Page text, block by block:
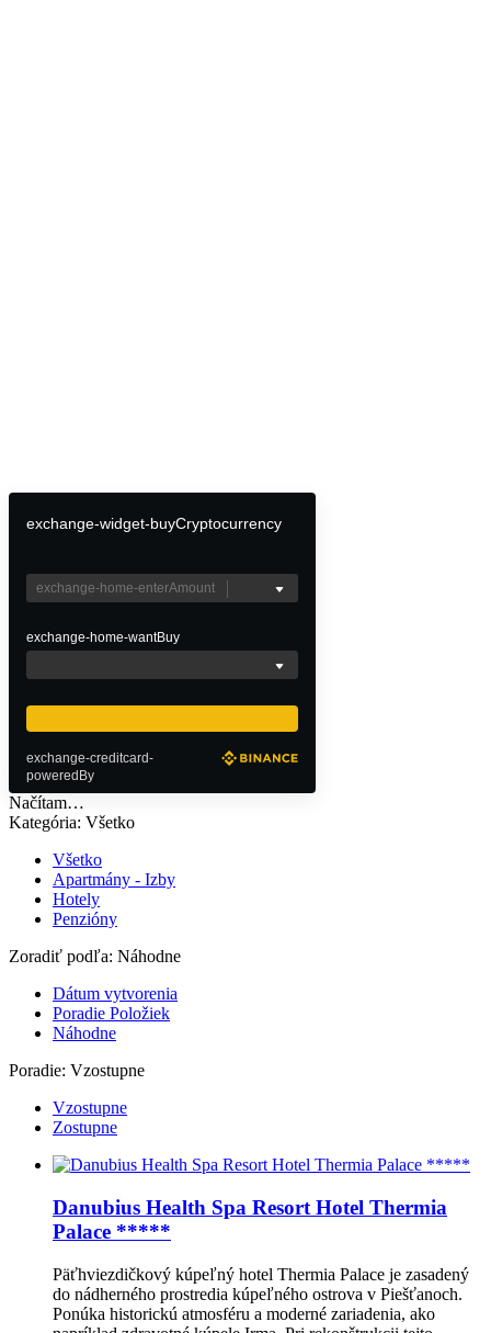
exchange-widget-buyCryptocurrency
exchange-home-wantBuy
exchange-creditcard-
poweredBy
Načítam…
Kategória: Všetko
Všetko
Apartmány - Izby
Hotely
Penzióny
Zoradiť podľa: Náhodne
Dátum vytvorenia
Poradie Položiek
Náhodne
Poradie: Vzostupne
Vzostupne
Zostupne
Danubius Health Spa Resort Hotel Thermia
Palace *****
Päťhviezdičkový kúpeľný hotel Thermia Palace je zasadený
do nádherného prostredia kúpeľného ostrova v Piešťanoch.
Ponúka historickú atmosféru a moderné zariadenia, ako